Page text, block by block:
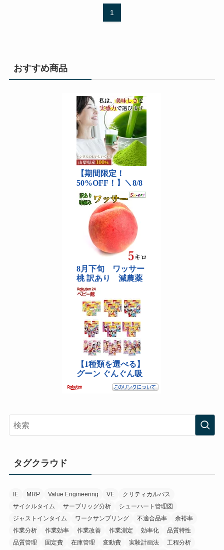
1
おすすめ商品
タグクラウド
IE MRP Value Engineering VE
クリティカルパス
サイクルタイム
サーブリッグ分析
シューハート管理図
ジャストインタイム
ワークサンプリング 不適合品率
余裕率
作業分析
作業効率 作業改善 作業測定 効率化
品質特性
品質管理
固定費 在庫管理 変動費 実験計画法
工程分析